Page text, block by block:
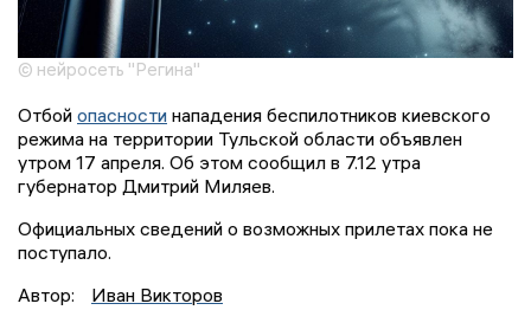
© нейросеть "Регина"
Отбой опасности нападения беспилотников киевского
режима на территории Тульской области объявлен
утром 17 апреля. Об этом сообщил в 7.12 утра
губернатор Дмитрий Миляев.
Официальных сведений о возможных прилетах пока не
поступало.
Автор:
Иван Викторов